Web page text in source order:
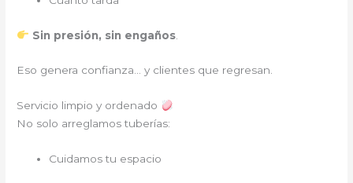
Sin presión, sin engaños.
Eso genera confianza… y clientes que regresan.
Servicio limpio y ordenado
No solo arreglamos tuberías:
Cuidamos tu espacio